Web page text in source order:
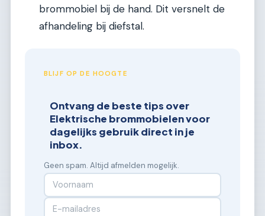
brommobiel bij de hand. Dit versnelt de
afhandeling bij diefstal.
BLIJF OP DE HOOGTE
Ontvang de beste tips over
Elektrische brommobielen voor
dagelijks gebruik direct in je
inbox.
Geen spam. Altijd afmelden mogelijk.